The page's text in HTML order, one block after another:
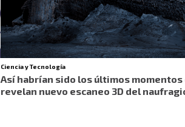
Ciencia y Tecnología
Así habrían sido los últimos
revelan nuevo escaneo 3D del